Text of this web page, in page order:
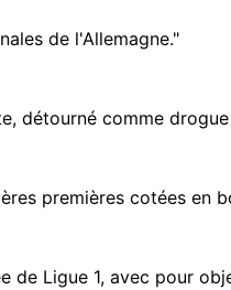
de l'Allemagne."
détourné comme
premières cotées en
Ligue 1, avec pour